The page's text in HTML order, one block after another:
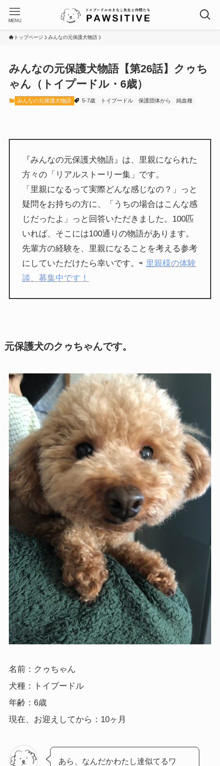
MENU
トップページ みんなの元保護犬物語
みんなの元保護犬物語【第26話】クゥち
ゃん（トイプードル・6歳）
みんなの元保護犬物語 5-7歳 トイプードル 保護団体から 純血種
『みんなの元保護犬物語』は、里親になられた
方々の「リアルストーリー集」です。
「里親になるって実際どんな感じなの？」っと
疑問をお持ちの方に、「うちの場合はこんな感
じだったよ」っと回答いただきました。100匹
いれば、そこには100通りの物語があります。
先輩方の経験を、里親になることを考える参考
にしていただけたら幸いです。⇨ 里親様の体験
談、募集中です！
元保護犬のクゥちゃんです。
名前：クゥちゃん
犬種：トイプードル
年齢：6歳
現在、お迎えしてから：10ヶ月
あら、なんだかわたし達似てるワ